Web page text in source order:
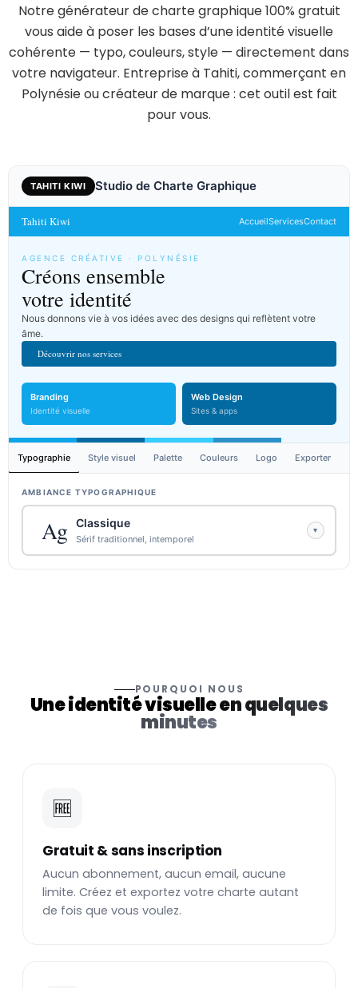
Notre générateur de charte graphique 100% gratuit
vous aide à poser les bases d’une identité visuelle
cohérente — typo, couleurs, style — directement dans
votre navigateur. Entreprise à Tahiti, commerçant en
Polynésie ou créateur de marque : cet outil est fait
pour vous.
TAHITI KIWI Studio de Charte Graphique
Tahiti Kiwi AccueilServicesContact
AGENCE CRÉATIVE · POLYNÉSIE
Créons ensemble
votre identité
Nous donnons vie à vos idées avec des designs qui reflètent votre
âme.
Découvrir nos services
Branding
Identité visuelle
Web Design
Sites & apps
Typographie Style visuel Palette Couleurs Logo Exporter
AMBIANCE TYPOGRAPHIQUE
Ag Classique
Sérif traditionnel, intemporel
▾
POURQUOI NOUS
Une identité visuelleen quelques
minutes
🆓
Gratuit & sans inscription
Aucun abonnement, aucun email, aucune
limite. Créez et exportez votre charte autant
de fois que vous voulez.